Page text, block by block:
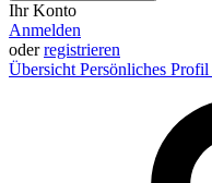
Ihr Konto
Anmelden
oderregistrieren
Übersicht Persönliches Profil